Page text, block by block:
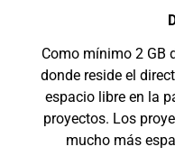
Como mínimo 2 GB
donde reside el
espacio libre en la
proyectos. Los
mucho más